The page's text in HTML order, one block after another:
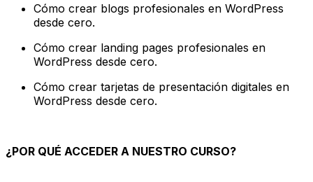
Cómo crear blogs profesionales en WordPress
desde cero.
Cómo crear landing pages profesionales en
WordPress desde cero.
Cómo crear tarjetas de presentación digitales en
WordPress desde cero.
¿POR QUÉ ACCEDER A NUESTRO CURSO?